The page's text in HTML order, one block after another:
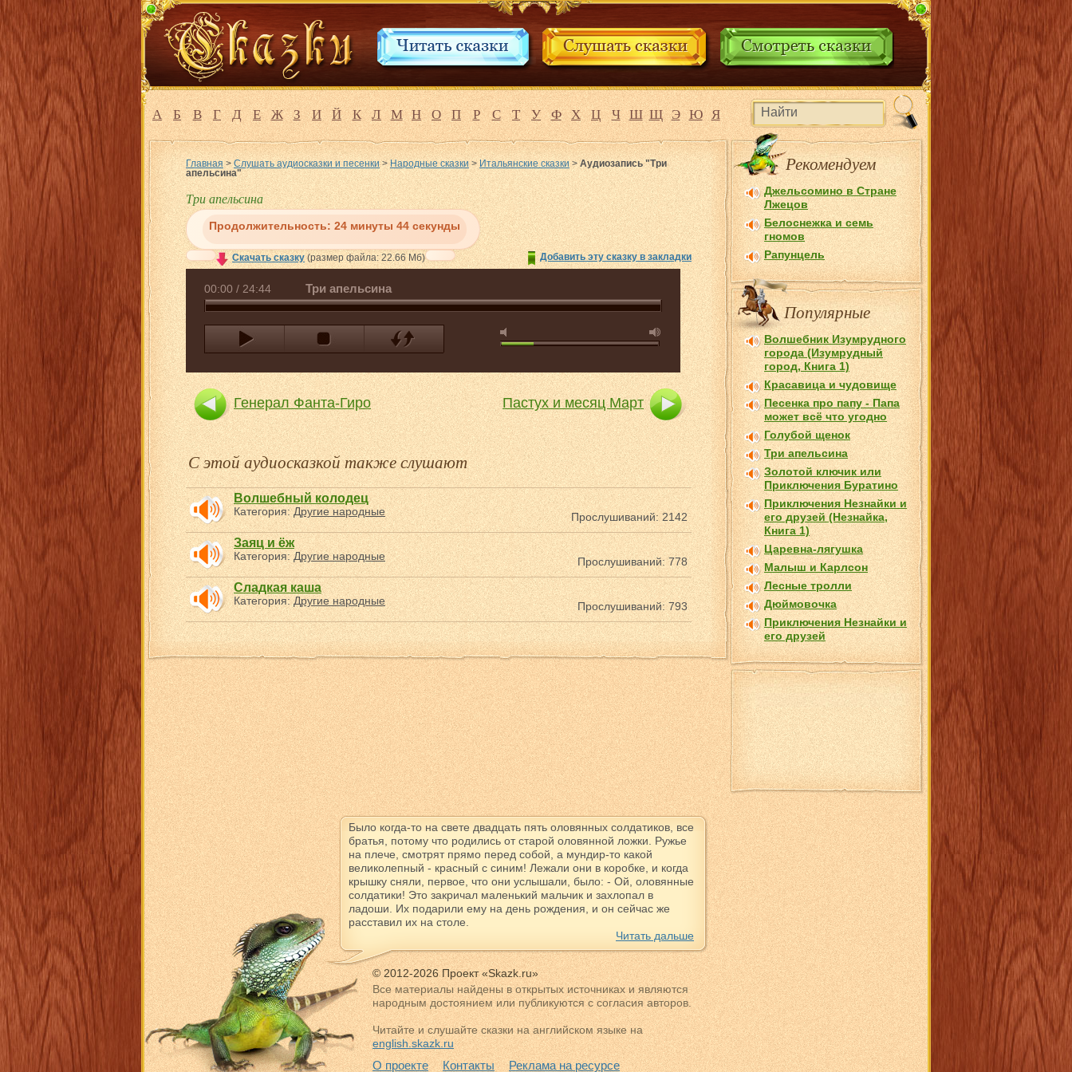
А Б В Г Д Е Ж З И Й К Л М Н О П Р С Т У Ф Х Ц Ч Ш Щ Э Ю Я
Рекомендуем
Джельсомино в Стране
Лжецов
Белоснежка и семь
гномов
Рапунцель
Популярные
Волшебник Изумрудного
города (Изумрудный
город, Книга 1)
Красавица и чудовище
Песенка про папу - Папа
может всё что угодно
Голубой щенок
Три апельсина
Золотой ключик или
Приключения Буратино
Приключения Незнайки и
его друзей (Незнайка,
Книга 1)
Царевна-лягушка
Малыш и Карлсон
Лесные тролли
Дюймовочка
Приключения Незнайки и
его друзей
Главная >Слушать аудиосказки и песенки>Народные сказки > Итальянские сказки>Аудиозапись "Три
апельсина"
Три апельсина
Продолжительность: 24 минуты 44 секунды
Скачать сказку(размер файла: 22.66 Мб) Добавить эту сказку в закладки
00:00 / 24:44 Три апельсина
Генерал Фанта-Гиро Пастух и месяц Март
С этой аудиосказкой также слушают
Волшебный колодец
Категория:Другие народные Прослушиваний: 2142
Заяц и ёж
Категория: Другие народные Прослушиваний: 778
Сладкая каша
Категория:Другие народные Прослушиваний: 793
Было когда-то на свете двадцать пять оловянных солдатиков, все
братья, потому что родились от старой оловянной ложки. Ружье
на плече, смотрят прямо перед собой, а мундир-то какой
великолепный - красный с синим! Лежали они в коробке, и когда
крышку сняли, первое, что они услышали, было: - Ой, оловянные
солдатики! Это закричал маленький мальчик и захлопал в
ладоши. Их подарили ему на день рождения, и он сейчас же
расставил их на столе.
Читать дальше
© 2012-2026 Проект «Skazk.ru»
Все материалы найдены в открытых источниках и являются
народным достоянием или публикуются с согласия авторов.
Читайте и слушайте сказки на английском языке на
english.skazk.ru
О проекте Контакты Реклама на ресурсе